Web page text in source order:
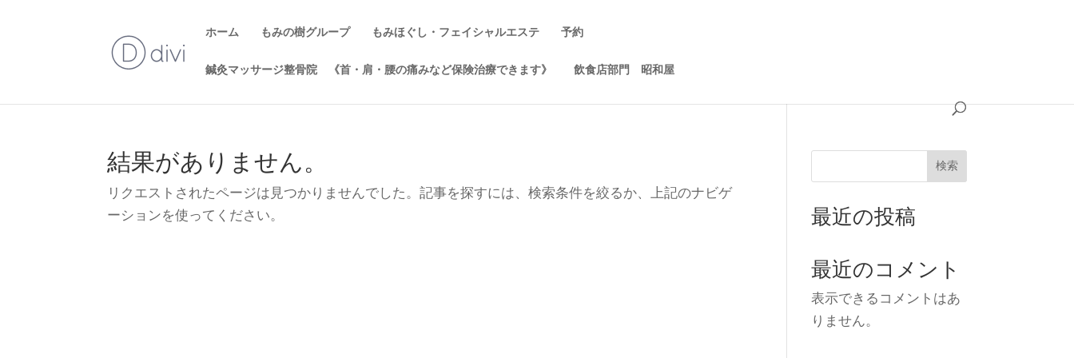
ホーム もみの樹グループ もみほぐし・フェイシャルエステ 予約
鍼灸マッサージ整骨院 《首・肩・腰の痛みなど保険治療できます》 飲食店部門 昭和屋
結果がありません。
リクエストされたページは見つかりませんでした。記事を探すには、検索条件を絞るか、上記のナビゲ
ーションを使ってください。
検索
最近の投稿
最近のコメント
表示できるコメントはあ
りません。